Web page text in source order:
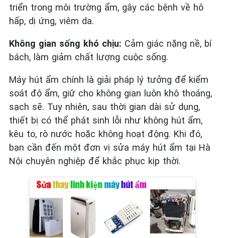
triển trong môi trường ẩm, gây các bệnh về hô
hấp, dị ứng, viêm da.
Không gian sống khó chịu: Cảm giác nặng nề, bí
bách, làm giảm chất lượng cuộc sống.
Máy hút ẩm chính là giải pháp lý tưởng để kiểm
soát độ ẩm, giữ cho không gian luôn khô thoáng,
sạch sẽ. Tuy nhiên, sau thời gian dài sử dụng,
thiết bị có thể phát sinh lỗi như không hút ẩm,
kêu to, rò nước hoặc không hoạt động. Khi đó,
bạn cần đến một đơn vị sửa máy hút ẩm tại Hà
Nội chuyên nghiệp để khắc phục kịp thời.